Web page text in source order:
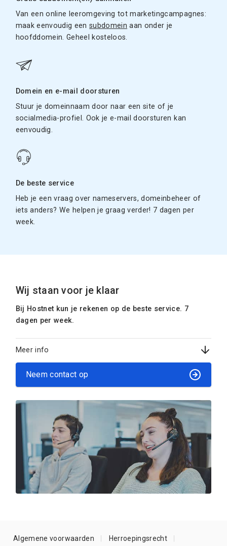
Van een online leeromgeving tot marketingcampagnes:
maak eenvoudig eensubdomein aan onder je
hoofddomein. Geheel kosteloos.
Domein en e-mail doorsturen
Stuur je domeinnaam door naar een site of je
socialmedia-profiel. Ook je e-mail doorsturen kan
eenvoudig.
De beste service
Heb je een vraag over nameservers, domeinbeheer of
iets anders? We helpen je graag verder! 7 dagen per
week.
Wij staan voor je klaar
Bij Hostnet kun je rekenen op de beste service. 7
dagen per week.
Meer info
Neem contact op
Algemene voorwaarden Herroepingsrecht